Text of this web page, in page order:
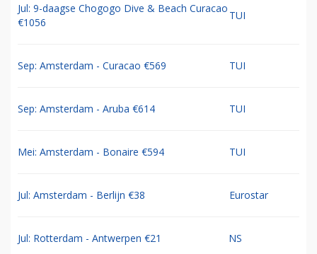
Jul: 9-daagse Chogogo Dive & Beach Curacao
€1056
TUI
Sep: Amsterdam - Curacao €569 TUI
Sep: Amsterdam - Aruba €614 TUI
Mei: Amsterdam - Bonaire €594 TUI
Jul: Amsterdam - Berlijn €38 Eurostar
Jul: Rotterdam - Antwerpen €21 NS